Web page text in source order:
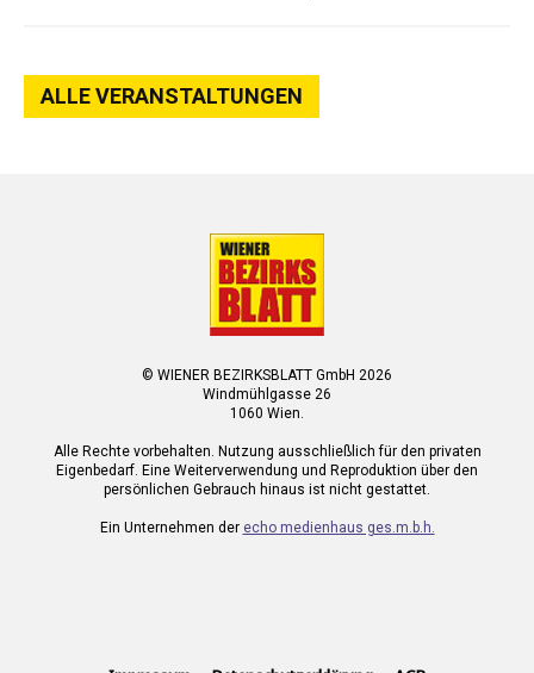
ALLE VERANSTALTUNGEN
© WIENER BEZIRKSBLATT GmbH 2026
Windmühlgasse 26
1060 Wien.
Alle Rechte vorbehalten. Nutzung ausschließlich für den privaten
Eigenbedarf. Eine Weiterverwendung und Reproduktion über den
persönlichen Gebrauch hinaus ist nicht gestattet.
Ein Unternehmen der echo medienhaus ges.m.b.h.